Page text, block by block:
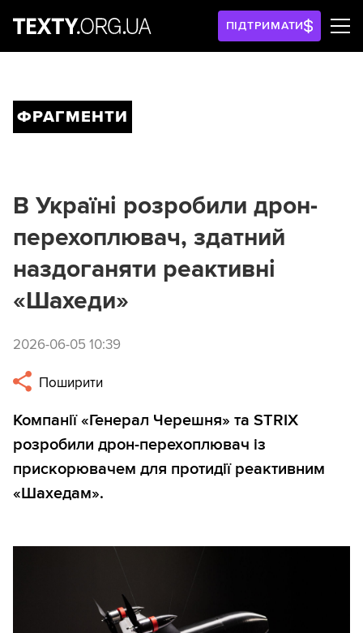
ПІДТРИМАТИ
ФРАГМЕНТИ
В Україні розробили дрон-
перехоплювач, здатний
наздоганяти реактивні
«Шахеди»
2026-06-05 10:39
Поширити
Компанії «Генерал Черешня» та STRIX
розробили дрон-перехоплювач із
прискорювачем для протидії реактивним
«Шахедам».